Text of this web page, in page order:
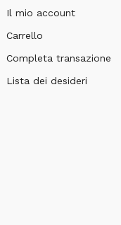
Il mio account
Carrello
Completa transazione
Lista dei desideri